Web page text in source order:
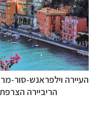
העיירה וילפראנש-סור-
הריביירה